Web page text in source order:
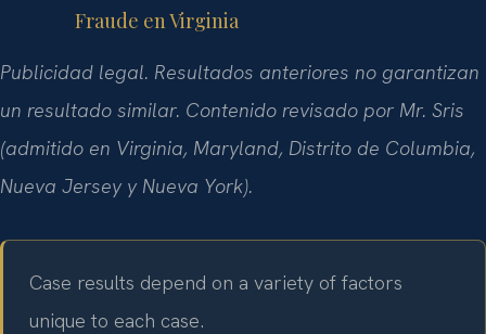
Fraude en Virginia
Publicidad legal. Resultados anteriores no garantizan
un resultado similar. Contenido revisado por Mr. Sris
(admitido en Virginia, Maryland, Distrito de Columbia,
Nueva Jersey y Nueva York).
Case results depend on a variety of factors
unique to each case.